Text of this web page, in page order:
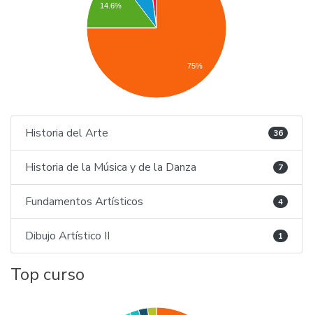
14.6%
75%
Historia del Arte 36
Historia de la Música y de la Danza 7
Fundamentos Artísticos 4
Dibujo Artístico II 1
Top curso